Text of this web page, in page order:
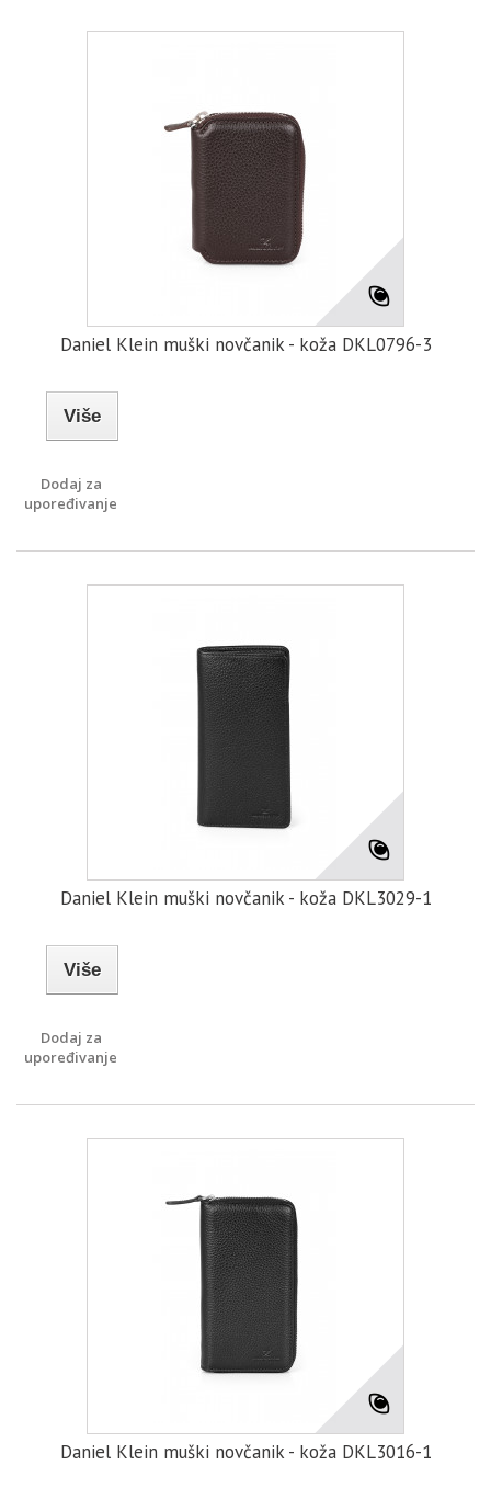
Daniel Klein muški novčanik - koža DKL0796-3
Više
Dodaj za
upoređivanje
Daniel Klein muški novčanik - koža DKL3029-1
Više
Dodaj za
upoređivanje
Daniel Klein muški novčanik - koža DKL3016-1